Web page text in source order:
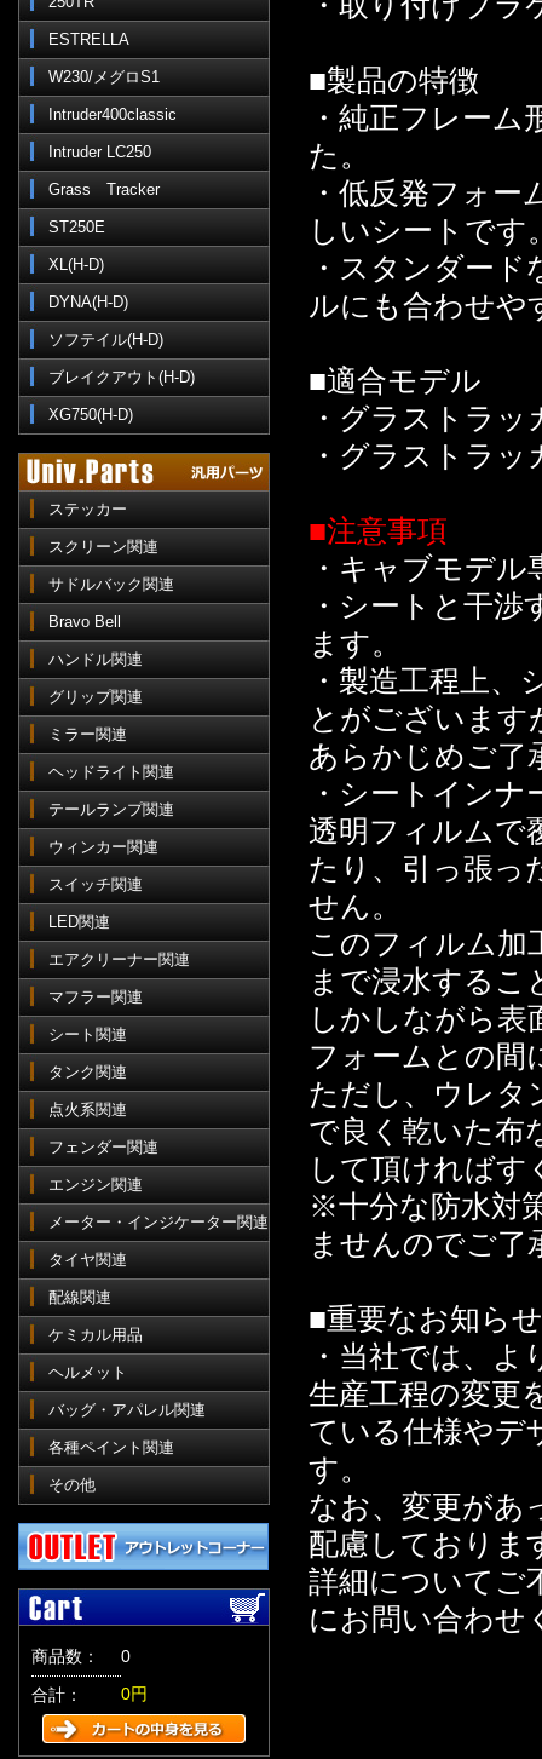
ESTRELLA
W230/メグロS1
Intruder400classic
Intruder LC250
Grass Tracker
ST250E
XL(H-D)
DYNA(H-D)
ソフテイル(H-D)
ブレイクアウト(H-D)
XG750(H-D)
ステッカー
スクリーン関連
サドルバック関連
Bravo Bell
ハンドル関連
グリップ関連
ミラー関連
ヘッドライト関連
テールランプ関連
ウィンカー関連
スイッチ関連
LED関連
エアクリーナー関連
マフラー関連
シート関連
タンク関連
点火系関連
フェンダー関連
エンジン関連
メーター・インジケーター関連
タイヤ関連
配線関連
ケミカル用品
ヘルメット
バッグ・アパレル関連
各種ペイント関連
その他
商品数：
0
合計：
0円
■製品の特徴
・純正フレー
た。
・低反発フォ
しいシートです
・スタンダー
ルにも合わせや
■適合モデル
・グラストラッ
・グラストラ
■注意事項
・キャブモデ
・シートと干
ます。
・製造工程上
とがございます
あらかじめご了
・シートイン
透明フィルムで
たり、引っ張っ
せん。
このフィルム加
まで浸水するこ
しかしながら表
フォームとの間
ただし、ウレタ
で良く乾いた布
して頂ければす
※十分な防水対
ませんのでご了
■重要なお知らせ
・当社では、
生産工程の変更
ている仕様やデ
す。
なお、変更があ
配慮しておりま
詳細についてご
にお問い合わせ